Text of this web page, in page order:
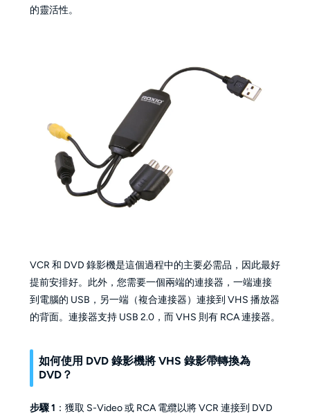
的靈活性。
VCR 和 DVD 錄影機是這個過程中的主要必需品，因此最好
提前安排好。此外，您需要一個兩端的連接器，一端連接
到電腦的 USB，另一端（複合連接器）連接到 VHS 播放器
的背面。連接器支持 USB 2.0，而 VHS 則有 RCA 連接器。
如何使用 DVD 錄影機將 VHS 錄影帶轉換為
DVD？
步驟 1 ：獲取 S-Video 或 RCA 電纜以將 VCR 連接到 DVD